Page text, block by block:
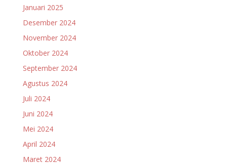
Januari 2025
Desember 2024
November 2024
Oktober 2024
September 2024
Agustus 2024
Juli 2024
Juni 2024
Mei 2024
April 2024
Maret 2024